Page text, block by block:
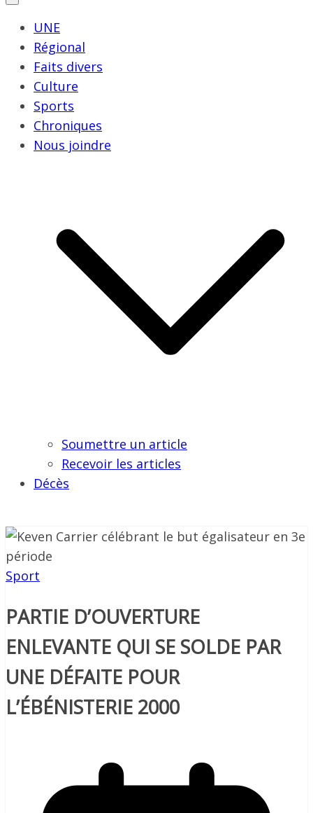
UNE
Régional
Faits divers
Culture
Sports
Chroniques
Nous joindre
Soumettre un article
Recevoir les articles
Décès
Sport
PARTIE D’OUVERTURE
ENLEVANTE QUI SE SOLDE PAR
UNE DÉFAITE POUR
L’ÉBÉNISTERIE 2000